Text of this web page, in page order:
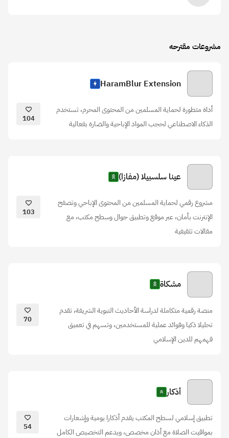
مشروعات مقترحه
HaramBlur Extension
أداة متطورة لحماية المسلمين من المحتوى المحرم، تستخدم
الذكاء الاصطناعي لحجب المواد الإباحية والضارة بفعالية
104
عينا سلسبيلا (مفازا)
مشروع رقمي لحماية المسلمين من المحتوى الإباحي وتصفح
الإنترنت بأمان، عبر موقع وتطبيق جوال وسطح مكتب، مع
مقالات تثقيفية
103
مشكاة
منصة رقمية متكاملة لدراسة الأحاديث النبوية الشريفة، تقدم
تحليلا ذكيا وفوائد عملية للمستخدمين، وتسهم في تعميق
فهمهم للدين الإسلامي
70
أذكار
تطبيق إسلامي لسطح المكتب يقدم أذكارا يومية وإشعارات
بمواقيت الصلاة مع أذان مخصص، ويدعم التخصيص الكامل
54